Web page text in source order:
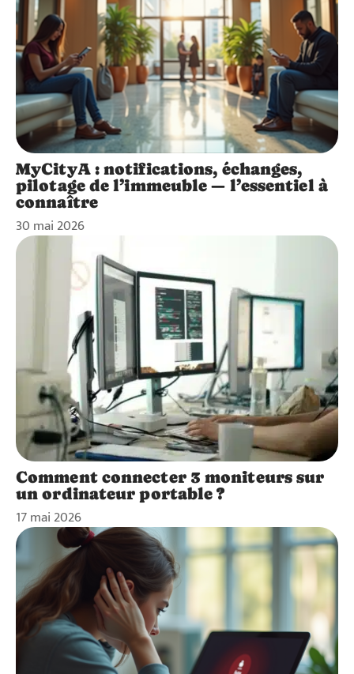
MyCityA : notifications, échanges,
pilotage de l’immeuble — l’essentiel à
connaître
30 mai 2026
Comment connecter 3 moniteurs sur
un ordinateur portable ?
17 mai 2026